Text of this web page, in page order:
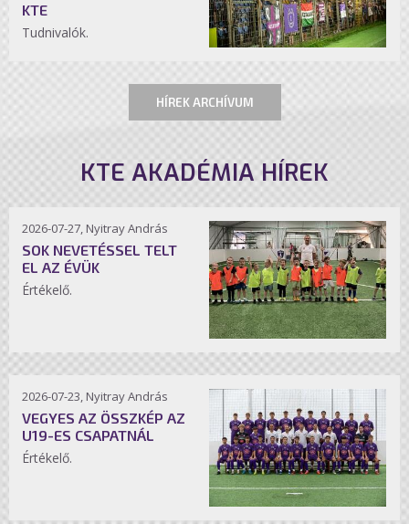
KTE
Tudnivalók.
HÍREK ARCHÍVUM
KTE AKADÉMIA HÍREK
2026-07-27, Nyitray András
SOK NEVETÉSSEL TELT
EL AZ ÉVÜK
Értékelő.
2026-07-23, Nyitray András
VEGYES AZ ÖSSZKÉP AZ
U19-ES CSAPATNÁL
Értékelő.